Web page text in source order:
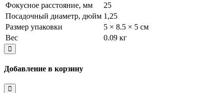
Фокусное расстояние, мм
25
Посадочный диаметр, дюйм 1,25
Размер упаковки
5 × 8.5 × 5 см
Вес
0.09 кг
Добавление в корзину